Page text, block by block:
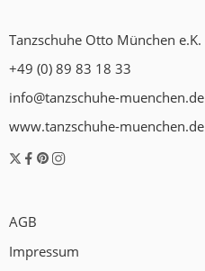
Tanzschuhe Otto München e.K.
+49 (0) 89 83 18 33
info@tanzschuhe-muenchen.de
www.tanzschuhe-muenchen.de
AGB
Impressum